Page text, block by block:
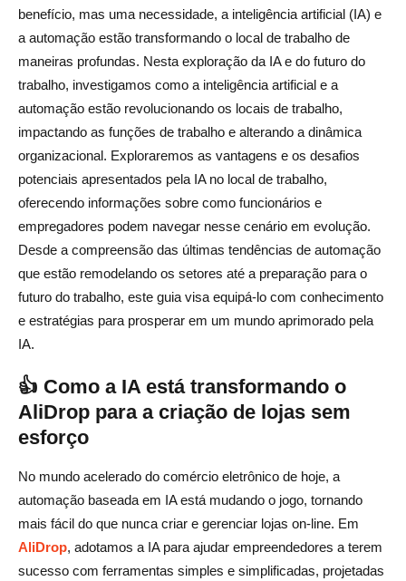
cliente no dropshipping?
10. Como o gerenciamento autônomo da cadeia de
suprimentos afetará o dropshipping?
11. Quais são os benefícios de usar a IA para criação de
conteúdo no dropshipping?
12. Como os dropshippers podem se preparar para a
integração da IA em seus negócios?
13. Quais são alguns dos próximos recursos de IA que
beneficiarão o dropshipping?
14. Como a IA ajuda nas estratégias de preços no
15. A IA aumentará a desigualdade de renda no setor de
dropshipping?
benefício, mas uma necessidade, a inteligência artificial (IA) e
a automação estão transformando o local de trabalho de
maneiras profundas. Nesta exploração da IA e do futuro do
trabalho, investigamos como a inteligência artificial e a
automação estão revolucionando os locais de trabalho,
impactando as funções de trabalho e alterando a dinâmica
organizacional. Exploraremos as vantagens e os desafios
potenciais apresentados pela IA no local de trabalho,
oferecendo informações sobre como funcionários e
empregadores podem navegar nesse cenário em evolução.
Desde a compreensão das últimas tendências de automação
que estão remodelando os setores até a preparação para o
futuro do trabalho, este guia visa equipá-lo com conhecimento
e estratégias para prosperar em um mundo aprimorado pela
IA.
👍 Como a IA está transformando o
AliDrop para a criação de lojas sem
esforço
No mundo acelerado do comércio eletrônico de hoje, a
automação baseada em IA está mudando o jogo, tornando
mais fácil do que nunca criar e gerenciar lojas on-line. Em
AliDrop, adotamos a IA para ajudar empreendedores a terem
sucesso com ferramentas simples e simplificadas, projetadas